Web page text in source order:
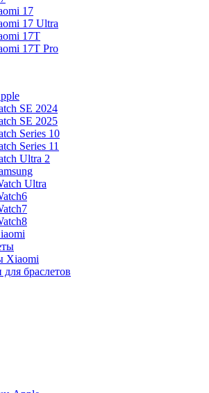
17
17 Ultra
17T
17T Pro
SE 2024
SE 2025
Series 10
Series 11
Ultra 2
Ultra
Xiaomi
браслетов